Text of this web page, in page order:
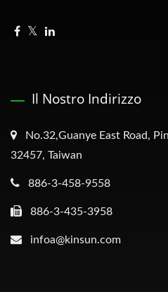
Il Nostro Indirizzo
No.32,Guanye East Road,
32457, Taiwan
886-3-458-9558
886-3-435-3958
infoa@kinsun.com